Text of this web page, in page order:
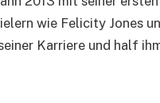
wie Felicity Jones
Karriere und half